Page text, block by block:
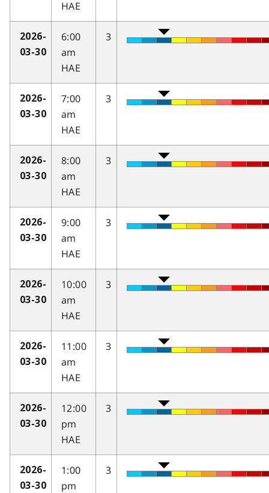
HAE
2026-
03-30
6:00
am
HAE
3
2026-
03-30
7:00
am
HAE
3
2026-
03-30
8:00
am
HAE
3
2026-
03-30
9:00
am
HAE
3
2026-
03-30
10:00
am
HAE
3
2026-
03-30
11:00
am
HAE
3
2026-
03-30
12:00
pm
HAE
3
2026-
03-30
1:00
pm
3